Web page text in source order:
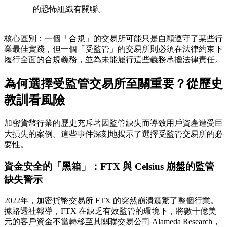
的恐怖組織有關聯。
核心區別
：一個「合規」的交易所可能只是自願遵守了某些行
業最佳實踐，但一個「受監管」的交易所則必須在法律約束下
履行全面的合規義務，並為未能履行這些義務承擔法律責任。
為何選擇受監管交易所至關重要？從歷史
教訓看風險
加密貨幣行業的歷史充斥著因監管缺失而導致用戶資產遭受巨
大損失的案例。這些事件深刻地揭示了選擇受監管交易所的必
要性。
資金安全的「黑箱」：FTX 與 Celsius 崩盤的監管
缺失警示
2022年，加密貨幣交易所 FTX 的突然崩潰震驚了整個行業。
據路透社報導，FTX 在缺乏有效監管的環境下，將數十億美
元的客戶資金不當轉移至其關聯交易公司 Alameda Research，